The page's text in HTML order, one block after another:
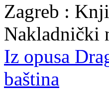
Zagreb :
Nakladnički
Iz opusa
baština